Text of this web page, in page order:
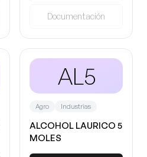
Documentación
AL5
Agro Industrias
ALCOHOL LAURICO 5
MOLES